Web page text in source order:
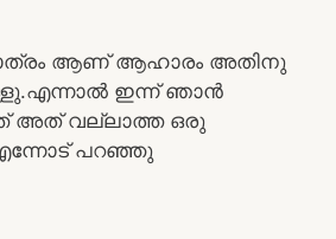
ആണ് ആഹാരം അതിനു
ഇന്ന് ഞാൻ
അത് വല്ലാത്ത ഒരു
പറഞ്ഞു